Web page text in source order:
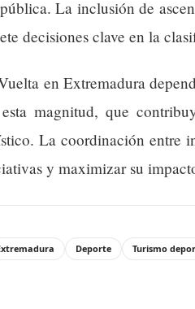
La inclusión de
decisiones clave en la
en Extremadura
magnitud, que
La coordinación entre
y maximizar su
Deporte Turismo